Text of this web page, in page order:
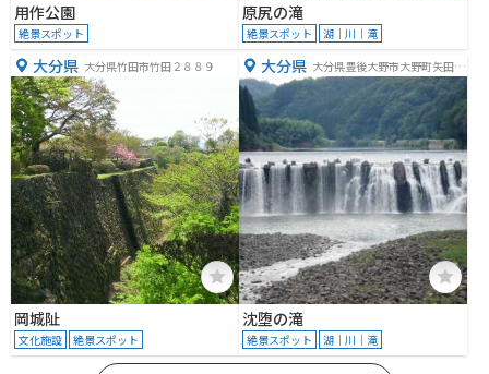
用作公園
絶景スポット
原尻の滝
絶景スポット 湖｜川｜滝
大分県 大分県竹田市竹田２８８９
岡城阯
文化施設 絶景スポット
大分県 大分県豊後大野市大野町矢田２
３９４
沈堕の滝
絶景スポット 湖｜川｜滝